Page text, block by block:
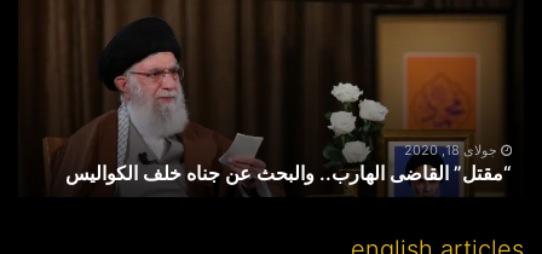
والبحث
جولای 18, 2020
“مقتل” القاضی الهارب.. والبحث عن جناه خلف الکوالیس